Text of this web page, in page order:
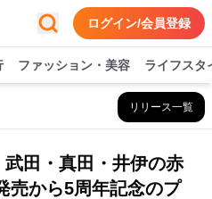
ログイン/会員登録
ファッション・美容 ライフスタ
リリース一覧
田・真田・井伊の赤
売から5周年記念のプ